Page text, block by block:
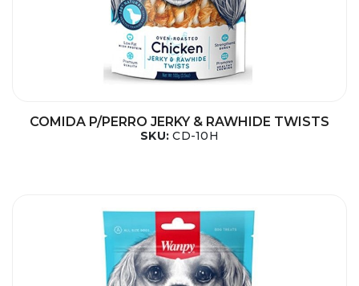
COMIDA P/PERRO JERKY & RAWHIDE TWISTS
SKU:CD-10H